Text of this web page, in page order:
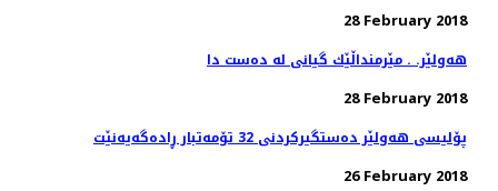
28 February 2018
هەولێر. . مێرمنداڵێك گیانی لە دەست دا
28 February 2018
پۆلیسی هەولێر دەستگیركردنی 32 تۆمەتبار ڕادەگەیەنێت
26 February 2018